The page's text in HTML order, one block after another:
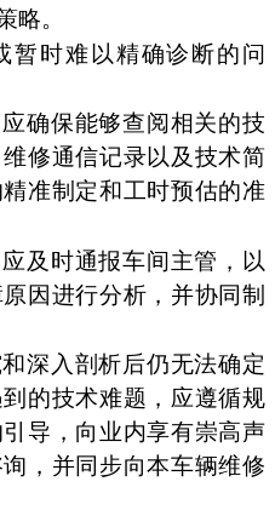
略。
暂时难以精确诊断的问
确保能够查阅相关的技
修通信记录以及技术简
准制定和工时预估的准
及时通报车间主管，以
因进行分析，并协同制
深入剖析后仍无法确定
的技术难题，应遵循规
导，向业内享有崇高声
，并同步向本车辆维修